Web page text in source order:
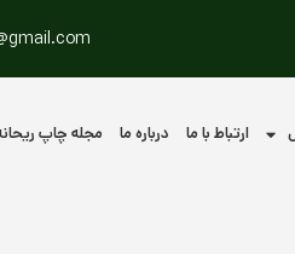
ارتباط با ما درباره ما مجله چاپ